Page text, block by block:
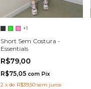
+1
Short Sem Costura -
Essentials
R$79,00
R$75,05com Pix
2 xde R$39,50 sem juros